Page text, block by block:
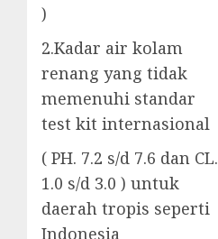
)
2.Kadar air kolam
renang yang tidak
memenuhi standar
test kit internasional
( PH. 7.2 s/d 7.6 dan CL.
1.0 s/d 3.0 ) untuk
daerah tropis seperti
Indonesia